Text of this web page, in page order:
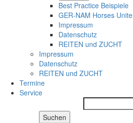
Best Practice Beispiele
GER-NAM Horses Unite
Impressum
Datenschutz
REITEN und ZUCHT
Impressum
Datenschutz
REITEN und ZUCHT
Termine
Service
Suchen